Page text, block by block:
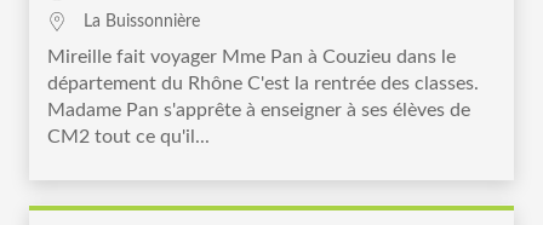
La Buissonnière
Mireille fait voyager Mme Pan à Couzieu dans le
département du Rhône C'est la rentrée des classes.
Madame Pan s'apprête à enseigner à ses élèves de
CM2 tout ce qu'il...